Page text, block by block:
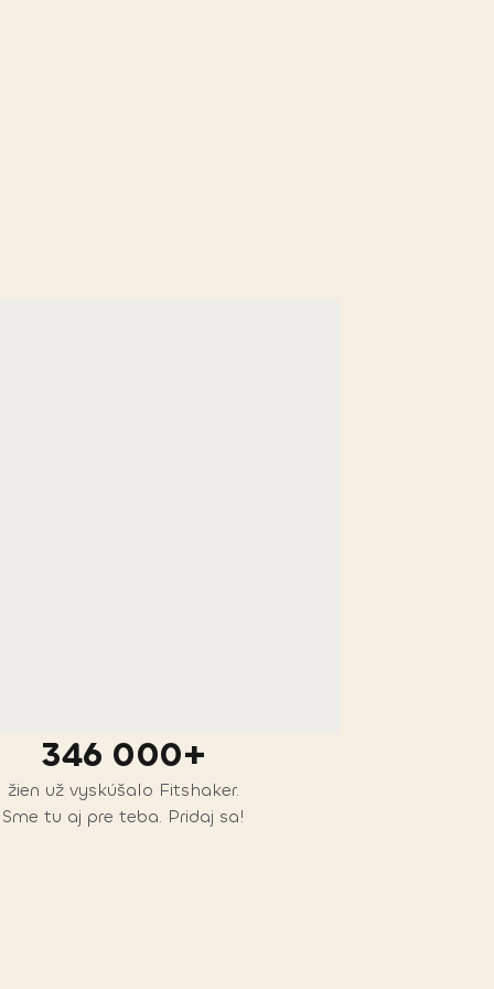
346 000+
žien už vyskúšalo Fitshaker.
Sme tu aj pre teba. Pridaj sa!